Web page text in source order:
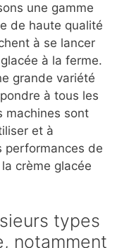
une gamme
de haute qualité
à se lancer
à la ferme.
grande variété
à tous les
machines sont
et à
performances de
crème glacée
types
notamment